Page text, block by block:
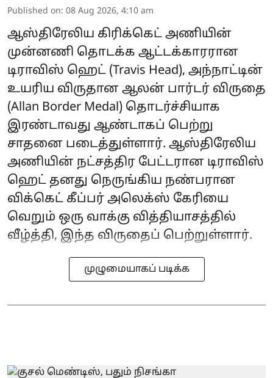
Published on: 08 Aug 2026, 4:10 am
ஆஸ்திரேலிய கிரிக்கெட் அணியின்
முன்னணி தொடக்க ஆட்டக்காரரான
டிராவிஸ் ஹெட் (Travis Head), அந்நாட்டின்
உயரிய விருதான ஆலன் பார்டர் விருதை
(Allan Border Medal) தொடர்ச்சியாக
இரண்டாவது ஆண்டாகப் பெற்று
சாதனை படைத்துள்ளார். ஆஸ்திரேலிய
அணியின் நட்சத்திர பேட்டரான டிராவிஸ்
ஹெட் தனது நெருங்கிய நண்பரான
விக்கெட் கீப்பர் அலெக்ஸ் கேரியை
வெறும் ஒரு வாக்கு வித்தியாசத்தில்
வீழ்த்தி, இந்த விருதைப் பெற்றுள்ளார்.
முழுமையாகப் படிக்க